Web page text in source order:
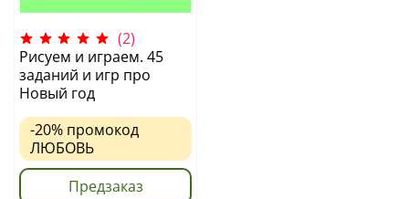
(2)
Рисуем и играем. 45
заданий и игр про
Новый год
-20% промокод
ЛЮБОВЬ
Предзаказ